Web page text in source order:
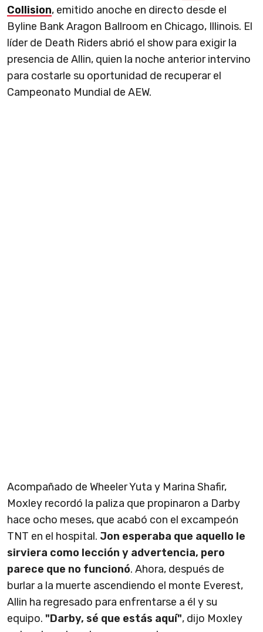
Collision, emitido anoche en directo desde el
Byline Bank Aragon Ballroom en Chicago, Illinois. El
líder de Death Riders abrió el show para exigir la
presencia de Allin, quien la noche anterior intervino
para costarle su oportunidad de recuperar el
Campeonato Mundial de AEW.
Acompañado de Wheeler Yuta y Marina Shafir,
Moxley recordó la paliza que propinaron a Darby
hace ocho meses, que acabó con el excampeón
TNT en el hospital. Jon esperaba que aquello le
sirviera como lección y advertencia, pero
parece que no funcionó. Ahora, después de
burlar a la muerte ascendiendo el monte Everest,
Allin ha regresado para enfrentarse a él y su
equipo. "Darby, sé que estás aquí", dijo Moxley